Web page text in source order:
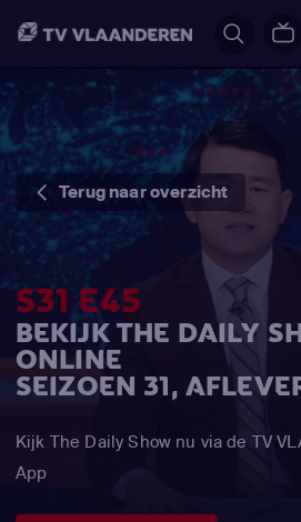
Terug naar overzicht
S31 E45
BEKIJK THE DAILY
ONLINE
SEIZOEN 31,
Kijk The Daily Show nu via de TV
App